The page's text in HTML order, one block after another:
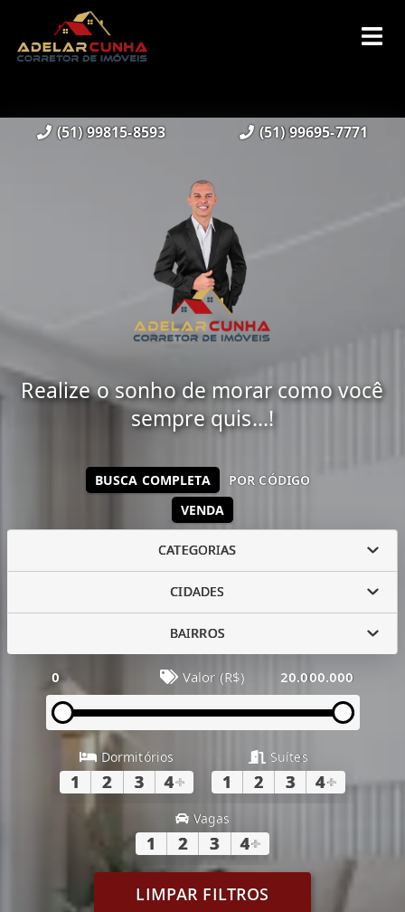
(51) 99815-8593 (51) 99695-7771
Realize o sonho de morar como você
sempre quis...!
VENDA
BUSCA COMPLETA POR CÓDIGO
CATEGORIAS
CIDADES
BAIRROS
0 Valor (R$) 20.000.000
Dormitórios
1 2 3 4+
Suítes
1 2 3 4+
Vagas
1 2 3 4+
LIMPAR FILTROS